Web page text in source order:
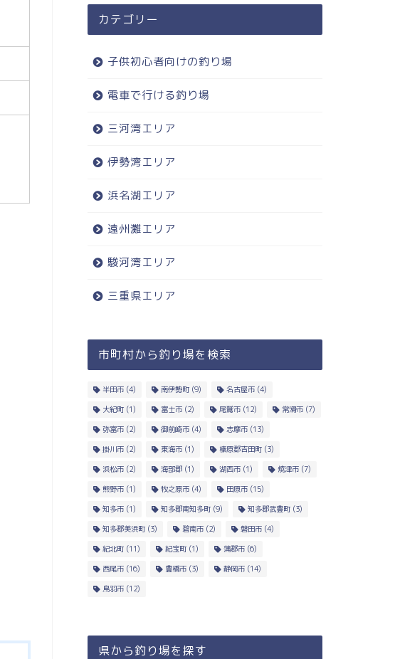
カテゴリー
子供初心者向けの釣り場
電車で行ける釣り場
三河湾エリア
伊勢湾エリア
浜名湖エリア
遠州灘エリア
駿河湾エリア
三重県エリア
市町村から釣り場を検索
半田市(4) 南伊勢町(9) 名古屋市(4)
大紀町(1) 富士市(2) 尾鷲市(12) 常滑市(7)
弥富市(2) 御前崎市(4) 志摩市(13)
掛川市(2) 東海市(1) 榛原郡吉田町(3)
浜松市(2) 海部郡(1) 湖西市(1) 焼津市(7)
熊野市(1) 牧之原市(4) 田原市(15)
知多市(1) 知多郡南知多町(9) 知多郡武豊町(3)
知多郡美浜町(3) 碧南市(2) 磐田市(4)
紀北町(11) 紀宝町(1) 蒲郡市(6)
西尾市(16) 豊橋市(3) 静岡市(14)
鳥羽市(12)
県から釣り場を探す